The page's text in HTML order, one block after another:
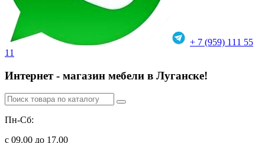
+ 7 (959) 111 55
11
Интернет - магазин мебели в Луганске!
Пн-Сб:
с 09.00 до 17.00